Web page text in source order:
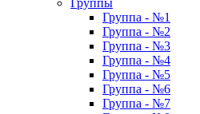
Группы
Группа - №1
Группа - №2
Группа - №3
Группа - №4
Группа - №5
Группа - №6
Группа - №7